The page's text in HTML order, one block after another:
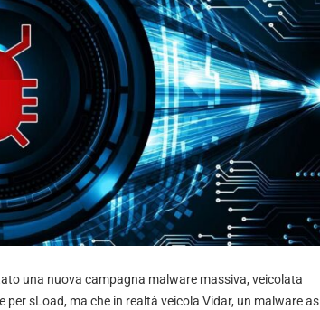
una nuova campagna malware massiva, veicolata
per sLoad, ma che in realtà veicola Vidar, un malware as